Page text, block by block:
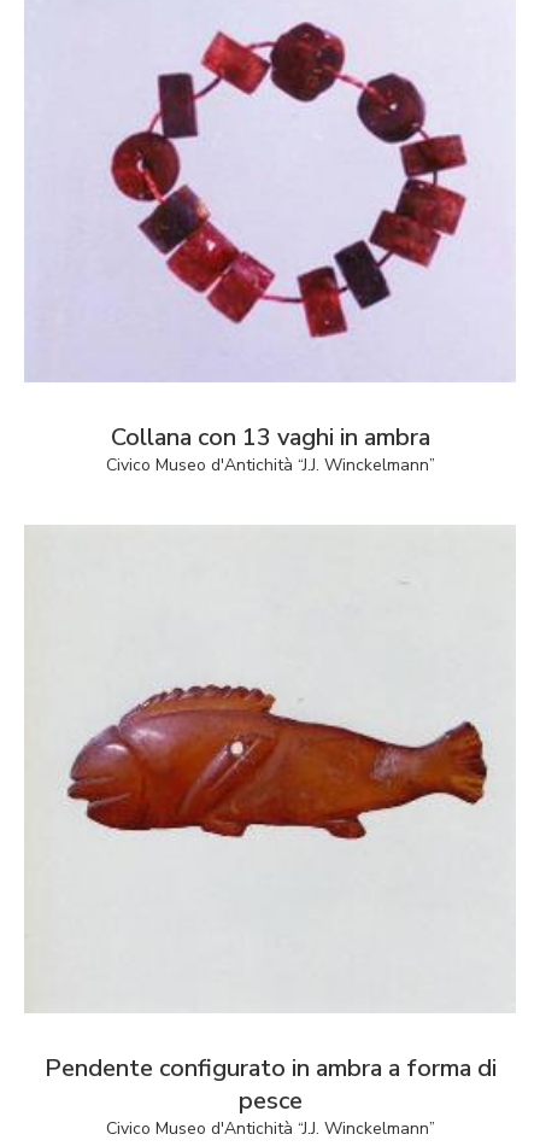
Collana con 13 vaghi in ambra
Civico Museo d'Antichità “J.J. Winckelmann”
Pendente configurato in ambra a forma di
pesce
Civico Museo d'Antichità “J.J. Winckelmann”